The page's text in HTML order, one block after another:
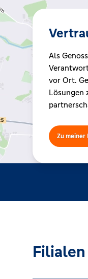
Immobilien
Als
vor Ort.
Lösungen
Zu meiner
Filialen